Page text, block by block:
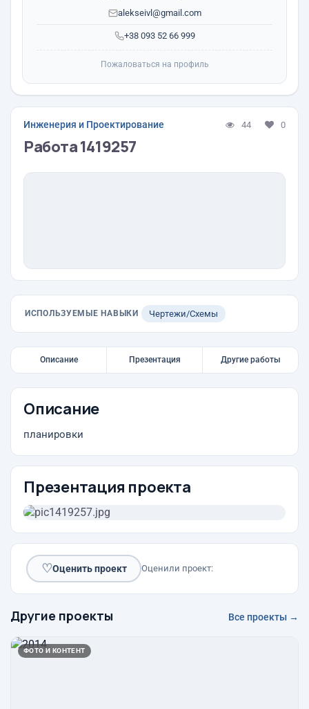
+38 093 52 66 999
alekseivl@gmail.com
Пожаловаться на профиль
Инженерия и Проектирование 44 0
Работа 1419257
ИСПОЛЬЗУЕМЫЕ НАВЫКИ Чертежи/Схемы
Описание Презентация Другие работы
Описание
планировки
Презентация проекта
♡Оценить проект Оценили проект:
Другие проекты Все проекты →
ФОТО И КОНТЕНТ